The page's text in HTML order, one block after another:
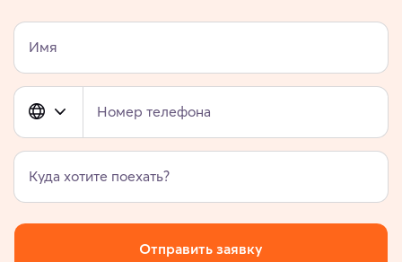
Имя
Номер телефона
Куда хотите поехать?
Отправить заявку